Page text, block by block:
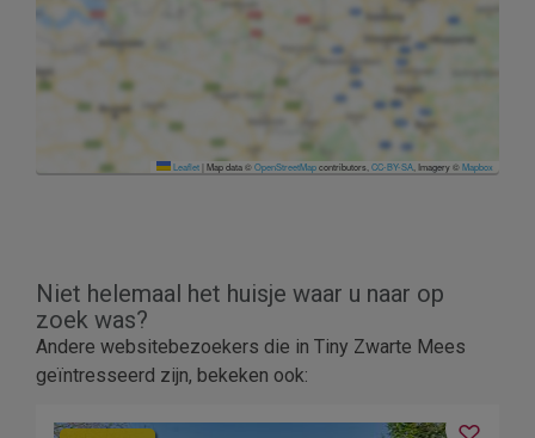
Leaflet|Map data ©OpenStreetMapcontributors,CC-BY-SA, Imagery ©Mapbox
Niet helemaal het huisje waar u naar op
zoek was?
Andere websitebezoekers die in Tiny Zwarte Mees
geïntresseerd zijn, bekeken ook: